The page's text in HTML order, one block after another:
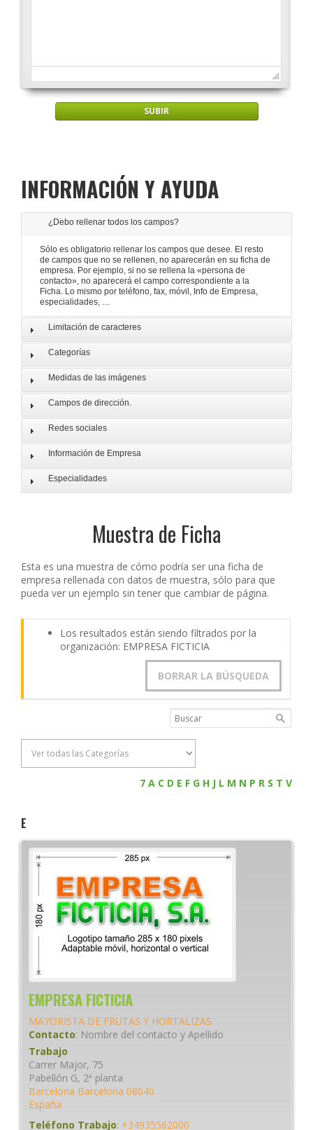
INFORMACIÓN Y AYUDA
¿Debo rellenar todos los campos?
Sólo es obligatorio rellenar los campos que desee. El resto
de campos que no se rellenen, no aparecerán en su ficha de
empresa. Por ejemplo, si no se rellena la «persona de
contacto», no aparecerá el campo correspondiente a la
Ficha. Lo mismo por teléfono, fax, móvil, Info de Empresa,
especialidades, …
Limitación de caracteres
Categorías
Medidas de las imágenes
Campos de dirección.
Redes sociales
Información de Empresa
Especialidades
Muestra de Ficha
Esta es una muestra de cómo podría ser una ficha de
empresa rellenada con datos de muestra, sólo para que
pueda ver un ejemplo sin tener que cambiar de página.
Los resultados están siendo filtrados por la
organización: EMPRESA FICTICIA
BORRAR LA BÚSQUEDA
7 A C D E F G H J L M N P R S T V
E
EMPRESA FICTICIA
MAYORISTA DE FRUTAS Y HORTALIZAS
Contacto: Nombre del contacto y Apellido
Trabajo
Carrer Major, 75
Pabellón G, 2ª planta
Barcelona Barcelona 08040
España
Teléfono Trabajo: +34935562000